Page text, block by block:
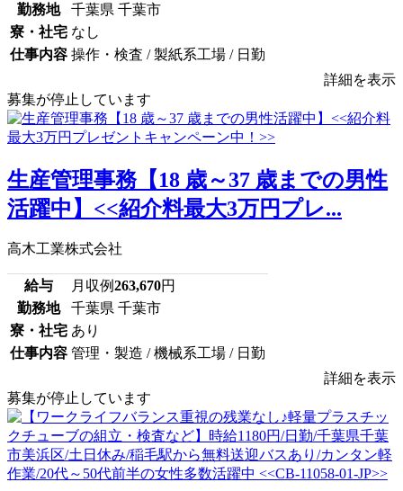
勤務地
千葉県 千葉市
寮・社宅 なし
仕事内容 操作・検査 / 製紙系工場 / 日勤
詳細を表示
募集が停止しています
生産管理事務【18 歳～37 歳までの男性
活躍中】<<紹介料最大3万円プレ...
高木工業株式会社
給与 月収例263,670円
勤務地
千葉県 千葉市
寮・社宅 あり
仕事内容 管理・製造 / 機械系工場 / 日勤
詳細を表示
募集が停止しています